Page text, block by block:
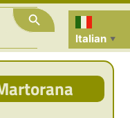
Search Button
Italian ▼